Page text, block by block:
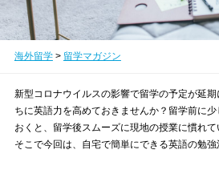
海外留学> 留学マガジン
新型コロナウイルスの影響で留学の予定が延
ちに英語力を高めておきませんか？留学前に
おくと、留学後スムーズに現地の授業に慣れて
そこで今回は、自宅で簡単にできる英語の勉強